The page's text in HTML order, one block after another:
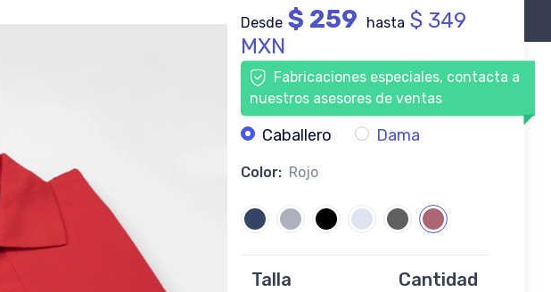
Desde$ 259 hasta $ 349
MXN
Fabricaciones especiales, contacta a
nuestros asesores de ventas
Caballero Dama
Color: Rojo
Talla
Cantidad